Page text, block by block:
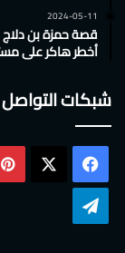
2024-05-11
قصة حمزة بن دلاج
أخطر هاكر على
شبكات
فيسبوك